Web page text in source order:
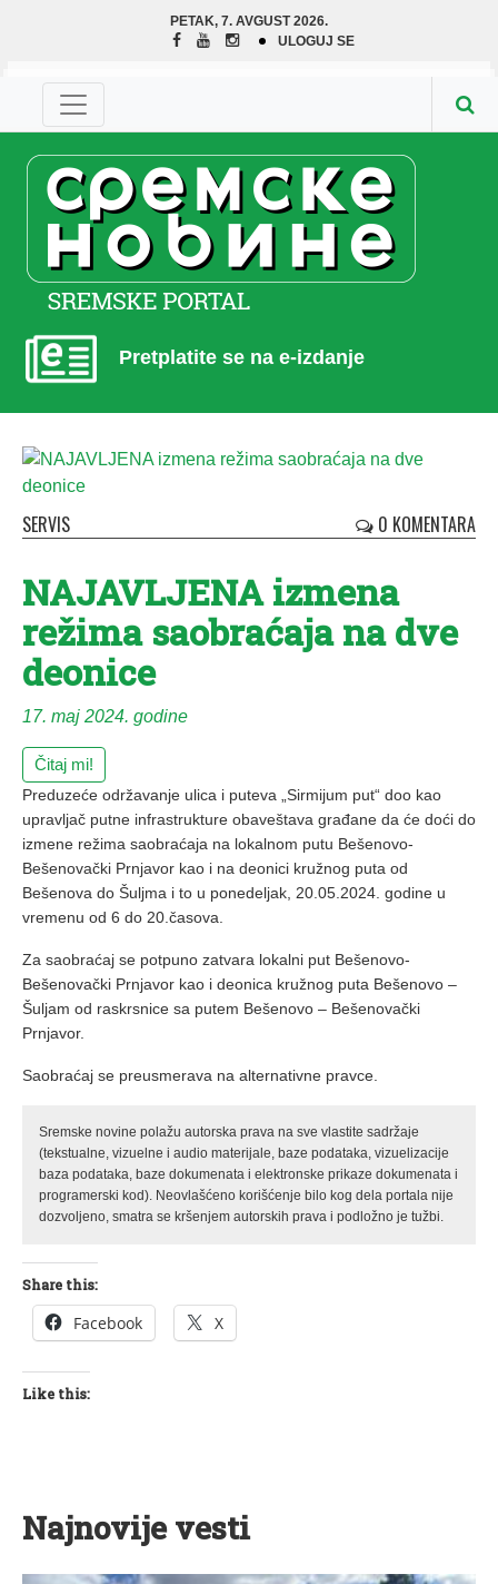
PETAK, 7. AVGUST 2026.
ULOGUJ SE
Pretplatite se na e-izdanje
SERVIS 0 KOMENTARA
NAJAVLJENA izmena
režima saobraćaja na dve
deonice
17. maj 2024. godine
Čitaj mi!
Preduzeće održavanje ulica i puteva „Sirmijum put“ doo kao
upravljač putne infrastrukture obaveštava građane da će doći do
izmene režima saobraćaja na lokalnom putu Bešenovo-
Bešenovački Prnjavor kao i na deonici kružnog puta od
Bešenova do Šuljma i to u ponedeljak, 20.05.2024. godine u
vremenu od 6 do 20.časova.
Za saobraćaj se potpuno zatvara lokalni put Bešenovo-
Bešenovački Prnjavor kao i deonica kružnog puta Bešenovo –
Šuljam od raskrsnice sa putem Bešenovo – Bešenovački
Prnjavor.
Saobraćaj se preusmerava na alternativne pravce.
Sremske novine polažu autorska prava na sve vlastite sadržaje
(tekstualne, vizuelne i audio materijale, baze podataka, vizuelizacije
baza podataka, baze dokumenata i elektronske prikaze dokumenata i
programerski kod). Neovlašćeno korišćenje bilo kog dela portala nije
dozvoljeno, smatra se kršenjem autorskih prava i podložno je tužbi.
Share this:
Facebook X
Like this:
Najnovije vesti